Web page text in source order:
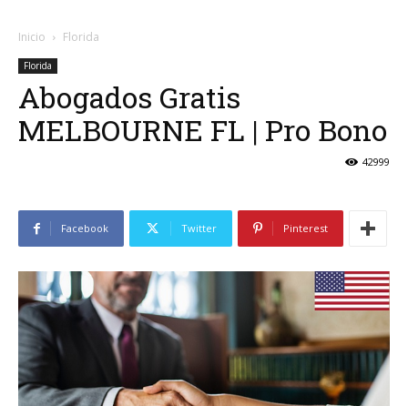
Inicio Florida
Florida
Abogados Gratis
MELBOURNE FL | Pro Bono
42999
Facebook Twitter Pinterest